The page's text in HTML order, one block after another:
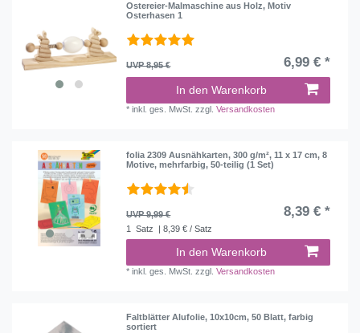
Ostereier-Malmaschine aus Holz, Motiv
Osterhasen 1
UVP 8,95 € 6,99 € *
In den Warenkorb
*inkl. ges. MwSt. zzgl.Versandkosten
folia 2309 Ausnähkarten, 300 g/m², 11 x 17 cm, 8
Motive, mehrfarbig, 50-teilig (1 Set)
UVP 9,99 € 8,39 € *
1 Satz | 8,39 € / Satz
In den Warenkorb
*inkl. ges. MwSt. zzgl.Versandkosten
Faltblätter Alufolie, 10x10cm, 50 Blatt, farbig
sortiert